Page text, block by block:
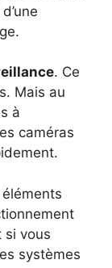
d’une
. Ce
Mais au
à
caméras
si vous
systèmes